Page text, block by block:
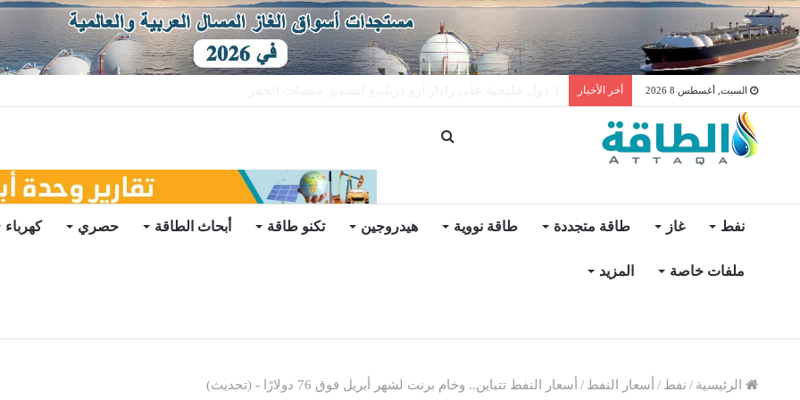
السبت, أغسطس 8 2026 أخر الأخبار
نفط غاز طاقة متجددة طاقة نووية هيدروجين تكنو طاقة أبحاث الطاقة حصري كهرباء
ملفات خاصة المزيد
الرئيسية / نفط / أسعار النفط / أسعار النفط تتباين.. وخام برنت لشهر أبريل فوق 76 دولارًا - (تحديث)